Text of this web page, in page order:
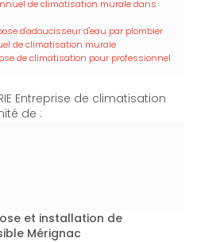
de climatisation murale dans
d'adoucisseur d'eau par plombier
de climatisation murale
de climatisation pour professionnel
Entreprise de climatisation
de :
et installation de
Mérignac